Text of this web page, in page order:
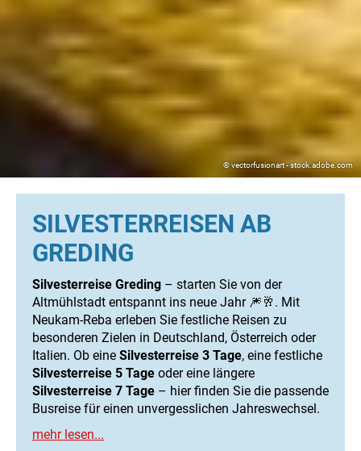
© vectorfusionart - stock.adobe.com
SILVESTERREISEN AB
GREDING
Silvesterreise Greding – starten Sie von der
Altmühlstadt entspannt ins neue Jahr 🎆🥂. Mit
Neukam-Reba erleben Sie festliche Reisen zu
besonderen Zielen in Deutschland, Österreich oder
Italien. Ob eine Silvesterreise 3 Tage, eine festliche
Silvesterreise 5 Tage oder eine längere
Silvesterreise 7 Tage – hier finden Sie die passende
Busreise für einen unvergesslichen Jahreswechsel.